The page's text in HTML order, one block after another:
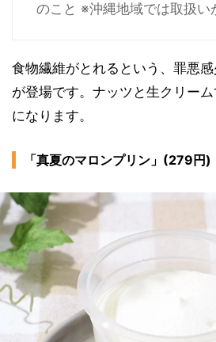
のこと ※沖縄地域では取扱い
食物繊維がとれるという、罪悪
が登場です。ナッツと生クリー
になります。
「真夏のマロンプリン」(279円)